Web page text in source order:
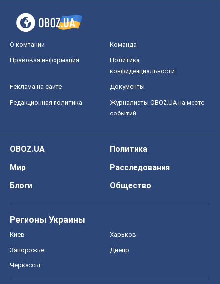
О компании Команда
Правовая информация
Политика
конфиденциальности
Реклама на сайте Документы
Редакционная политика
Журналисты OBOZ.UA на месте
событий
OBOZ.UA
Политика
Мир
Расследования
Блоги
Общество
Регионы Украины
Киев Харьков
Запорожье Днепр
Черкассы